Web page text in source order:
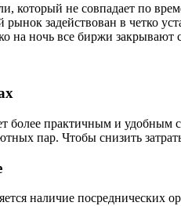
который не совпадает по
задействован в четко
на ночь все биржи закрывают
более практичным и удобным
пар. Чтобы снизить
наличие посреднических